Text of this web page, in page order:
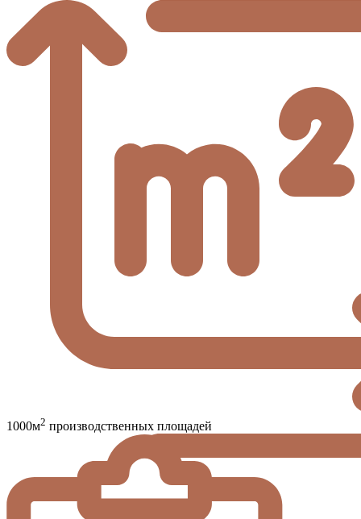
1000м2 производственных площадей